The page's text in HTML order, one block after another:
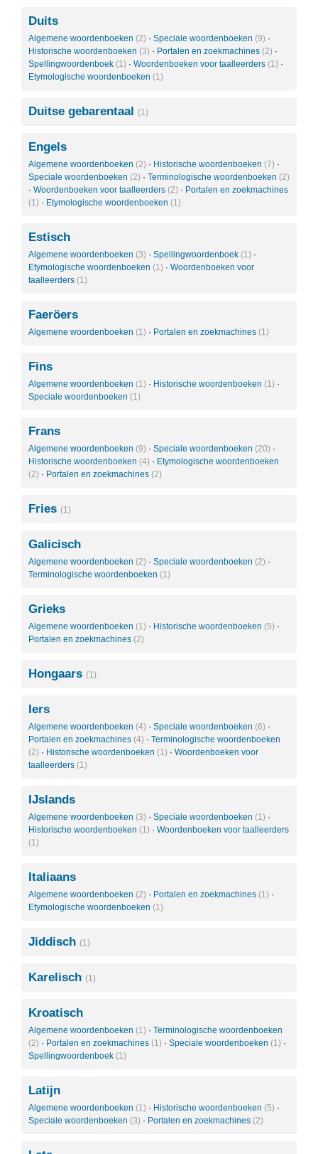
Duits
Algemene woordenboeken (2) · Speciale woordenboeken (9) ·
Historische woordenboeken (3) · Portalen en zoekmachines (2) ·
Spellingwoordenboek (1) · Woordenboeken voor taalleerders (1) ·
Etymologische woordenboeken (1)
Duitse gebarentaal (1)
Engels
Algemene woordenboeken (2) · Historische woordenboeken (7) ·
Speciale woordenboeken (2) · Terminologische woordenboeken (2)
· Woordenboeken voor taalleerders (2) · Portalen en zoekmachines
(1) · Etymologische woordenboeken (1)
Estisch
Algemene woordenboeken (3) · Spellingwoordenboek (1) ·
Etymologische woordenboeken (1) · Woordenboeken voor
taalleerders (1)
Faeröers
Algemene woordenboeken (1) · Portalen en zoekmachines (1)
Fins
Algemene woordenboeken (1) · Historische woordenboeken (1) ·
Speciale woordenboeken (1)
Frans
Algemene woordenboeken (9) · Speciale woordenboeken (20) ·
Historische woordenboeken (4) · Etymologische woordenboeken
(2) · Portalen en zoekmachines (2)
Fries (1)
Galicisch
Algemene woordenboeken (2) · Speciale woordenboeken (2) ·
Terminologische woordenboeken (1)
Grieks
Algemene woordenboeken (1) · Historische woordenboeken (5) ·
Portalen en zoekmachines (2)
Hongaars (1)
Iers
Algemene woordenboeken (4) · Speciale woordenboeken (6) ·
Portalen en zoekmachines (4) · Terminologische woordenboeken
(2) · Historische woordenboeken (1) · Woordenboeken voor
taalleerders (1)
IJslands
Algemene woordenboeken (3) · Speciale woordenboeken (1) ·
Historische woordenboeken (1) · Woordenboeken voor taalleerders
(1)
Italiaans
Algemene woordenboeken (2) · Portalen en zoekmachines (1) ·
Etymologische woordenboeken (1)
Jiddisch (1)
Karelisch (1)
Kroatisch
Algemene woordenboeken (1) · Terminologische woordenboeken
(2) · Portalen en zoekmachines (1) · Speciale woordenboeken (1) ·
Spellingwoordenboek (1)
Latijn
Algemene woordenboeken (1) · Historische woordenboeken (5) ·
Speciale woordenboeken (3) · Portalen en zoekmachines (2)